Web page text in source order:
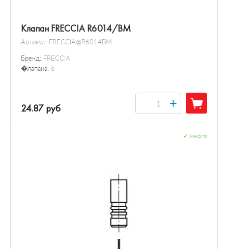
Клапан FRECCIA R6014/BM
Артикул: FRECCIA@R6014BM
Бренд: FRECCIA
�лапана: 6
24.87 руб +
много